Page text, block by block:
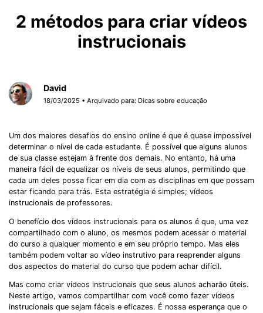
2 métodos para criar vídeos
instrucionais
David
18/03/2025 • Arquivado para: Dicas sobre educação
Um dos maiores desafios do ensino online é que é quase impossível
determinar o nível de cada estudante. É possível que alguns alunos
de sua classe estejam à frente dos demais. No entanto, há uma
maneira fácil de equalizar os níveis de seus alunos, permitindo que
cada um deles possa ficar em dia com as disciplinas em que possam
estar ficando para trás. Esta estratégia é simples; vídeos
instrucionais de professores.
O benefício dos vídeos instrucionais para os alunos é que, uma vez
compartilhado com o aluno, os mesmos podem acessar o material
do curso a qualquer momento e em seu próprio tempo. Mas eles
também podem voltar ao vídeo instrutivo para reaprender alguns
dos aspectos do material do curso que podem achar difícil.
Mas como criar vídeos instrucionais que seus alunos acharão úteis.
Neste artigo, vamos compartilhar com você como fazer vídeos
instrucionais que sejam fáceis e eficazes. É nossa esperança que o